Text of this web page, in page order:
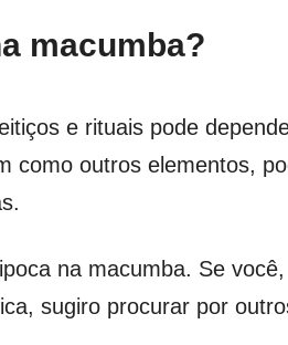
macumba?
e rituais pode
como outros elementos,
na macumba. Se
sugiro procurar por